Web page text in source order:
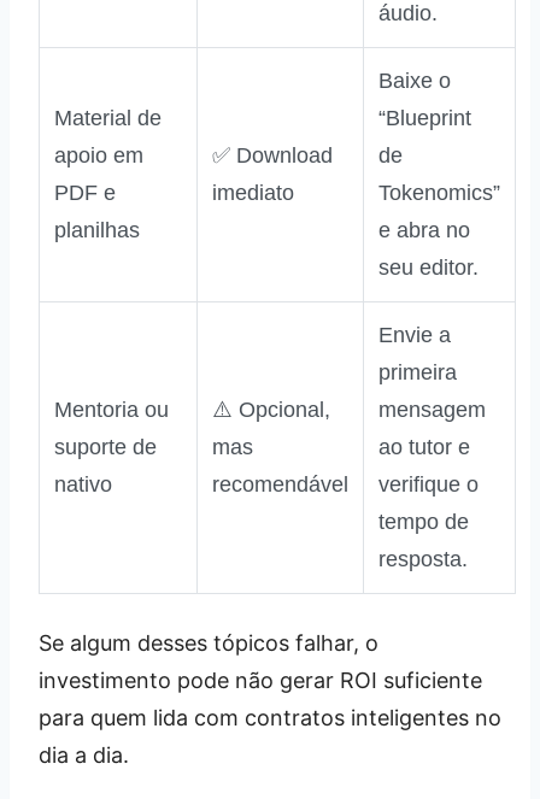
áudio.
Material de
apoio em
PDF e
planilhas
✅ Download
imediato
Baixe o
“Blueprint
de
Tokenomics”
e abra no
seu editor.
Mentoria ou
suporte de
nativo
⚠️ Opcional,
mas
recomendável
Envie a
primeira
mensagem
ao tutor e
verifique o
tempo de
resposta.
Se algum desses tópicos falhar, o
investimento pode não gerar ROI suficiente
para quem lida com contratos inteligentes no
dia a dia.